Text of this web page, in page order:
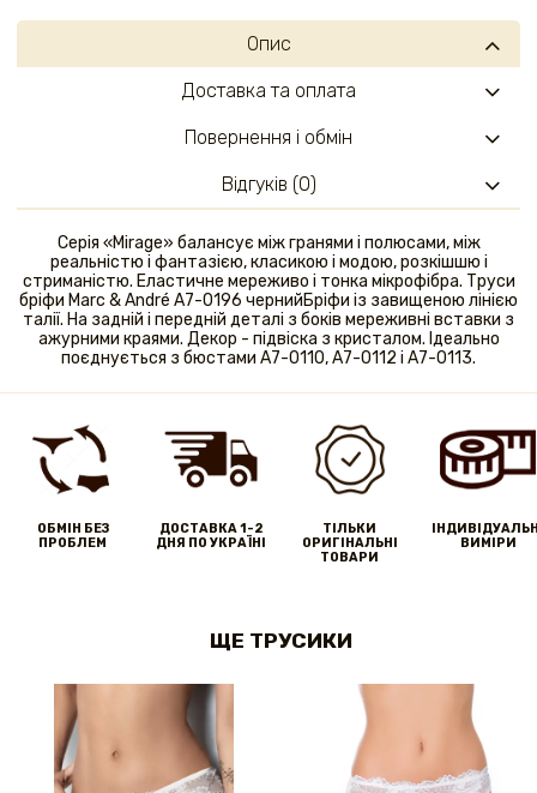
Опис
Серія «Mirage» балансує між гранями і полюсами, між
реальністю і фантазією, класикою і модою, розкішшю і
стриманістю. Еластичне мереживо і тонка мікрофібра. Труси
бріфи Marc & André A7-0196 чернийБріфи із завищеною лінією
талії. На задній і передній деталі з боків мереживні вставки з
ажурними краями. Декор - підвіска з кристалом. Ідеально
поєднується з бюстами А7-0110, А7-0112 і А7-0113.
Доставка та оплата
Повернення і обмін
Відгуків (0)
ОБМІН БЕЗ
ПРОБЛЕМ
ДОСТАВКА 1-2
ДНЯ ПО УКРАЇНІ
ТІЛЬКИ
ОРИГІНАЛЬНІ
ТОВАРИ
ВИМІРИ
ЩЕ ТРУСИКИ